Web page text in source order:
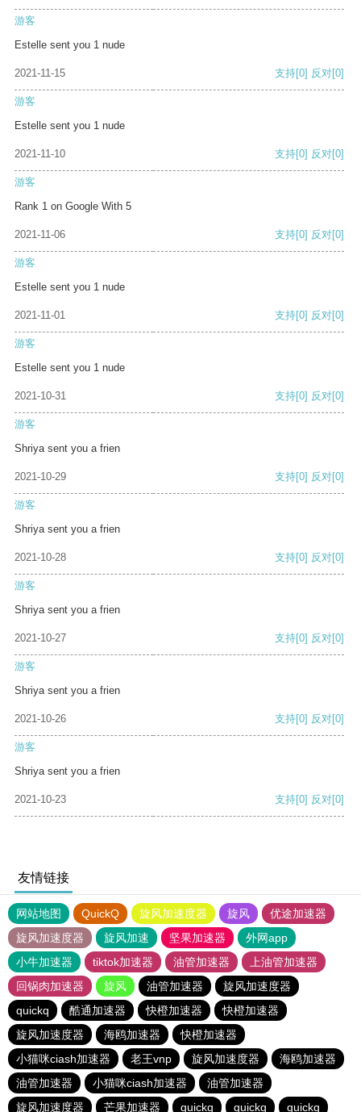
游客
Estelle sent you 1 nude
2021-11-15 支持[0] 反对[0]
游客
Estelle sent you 1 nude
2021-11-10 支持[0] 反对[0]
游客
Rank 1 on Google With 5
2021-11-06 支持[0] 反对[0]
游客
Estelle sent you 1 nude
2021-11-01 支持[0] 反对[0]
游客
Estelle sent you 1 nude
2021-10-31 支持[0] 反对[0]
游客
Shriya sent you a frien
2021-10-29 支持[0] 反对[0]
游客
Shriya sent you a frien
2021-10-28 支持[0] 反对[0]
游客
Shriya sent you a frien
2021-10-27 支持[0] 反对[0]
游客
Shriya sent you a frien
2021-10-26 支持[0] 反对[0]
游客
Shriya sent you a frien
2021-10-23 支持[0] 反对[0]
友情链接
网站地图 QuickQ 旋风加速度器 旋风
优途加速器
旋风加速度器
旋风加速 坚果加速器
外网app
小牛加速器
tiktok加速器 油管加速器
上油管加速器
回锅肉加速器
旋风 油管加速器
旋风加速度器
quickq
酷通加速器 快橙加速器
快橙加速器
旋风加速度器
海鸥加速器
快橙加速器
小猫咪ciash加速器
老王vnp 旋风加速度器
海鸥加速器
油管加速器
小猫咪ciash加速器
油管加速器
旋风加速度器
芒果加速器 quickq quickq quickq